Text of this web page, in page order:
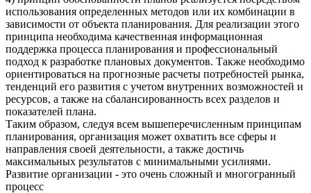
использования определенных методов или их комбинации в
зависимости от объекта планирования. Для реализации этого
принципа необходима качественная информационная
поддержка процесса планирования и профессиональный
подход к разработке плановых документов. Также необходимо
ориентироваться на прогнозные расчеты потребностей рынка,
тенденций его развития с учетом внутренних возможностей и
ресурсов, а также на сбалансированность всех разделов и
показателей плана.
Таким образом, следуя всем вышеперечисленным принципам
планирования, организация может охватить все сферы и
направления своей деятельности, а также достичь
максимальных результатов с минимальными усилиями.
Развитие организации - это очень сложный и многогранный
процесс